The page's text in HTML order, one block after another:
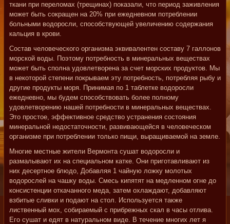
ткани при переломах (трещинах) показали, что период заживления
может быть сокращен на 20% при ежедневном потреблении
больными водоросли, способствующей увеличению содержания
кальция в крови.
Состав человеческого организма эквивалентен составу 7 галлонов
морской воды. Поэтому потребность в минеральных веществах
может быть сполна удовлетворена за счет морских продуктов. Мы
в некоторой степени покрываем эту потребность, потребляя рыбу и
другие продукты моря. Принимая по 1 таблетке водоросли
ежедневно, мы будем способствовать более полному
удовлетворению нашей потребности в минеральных веществах.
Это простое, эффективное средство устранения состояния
минеральной недостаточности, развивающейся в человеческом
организме при потреблении только пищи, выращиваемой на земле.
Многие местные жители Вермонта сушат водоросли и
размалывают их на специальном катке. Они приготавливают из
них десертное блюдо, Добавляя 1 чайную ложку молотых
водорослей на чашку воды. Смесь кипятят на медленном огне до
консистенции откачанного меда, затем охлаждают, добавляют
взбитые сливки и подают на стол. Используется также
лиственный мох, собираемый с прибрежных скал в часы отлива.
Его сушат и едят в натуральном виде. В течение многих лет я